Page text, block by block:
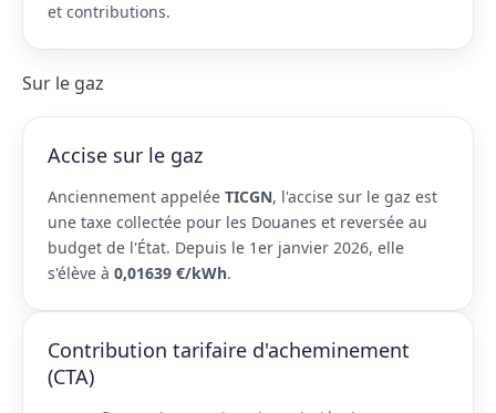
et contributions.
Sur le gaz
Accise sur le gaz
Anciennement appelée TICGN, l'accise sur le gaz est
une taxe collectée pour les Douanes et reversée au
budget de l'État. Depuis le 1er janvier 2026, elle
s'élève à 0,01639 €/kWh.
Contribution tarifaire d'acheminement
(CTA)